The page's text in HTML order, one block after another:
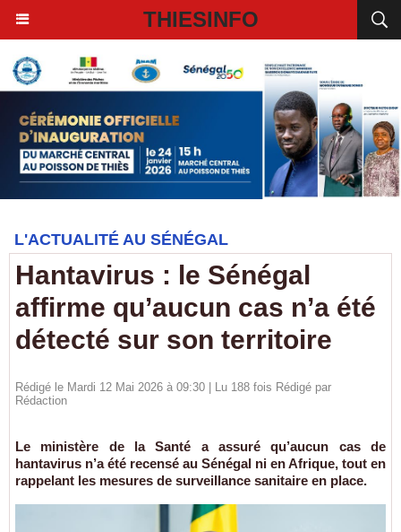
THIESINFO
L'ACTUALITÉ AU SÉNÉGAL
Hantavirus : le Sénégal
affirme qu’aucun cas n’a été
détecté sur son territoire
Rédigé le Mardi 12 Mai 2026 à 09:30 | Lu 188 fois Rédigé par
Rédaction
Le ministère de la Santé a assuré qu’aucun cas de
hantavirus n’a été recensé au Sénégal ni en Afrique, tout en
rappelant les mesures de surveillance sanitaire en place.